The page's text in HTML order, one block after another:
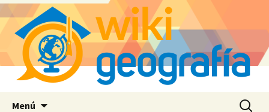
Menú Buscar: